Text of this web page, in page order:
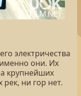
электричества
они. Их
крупнейших
ни гор нет.